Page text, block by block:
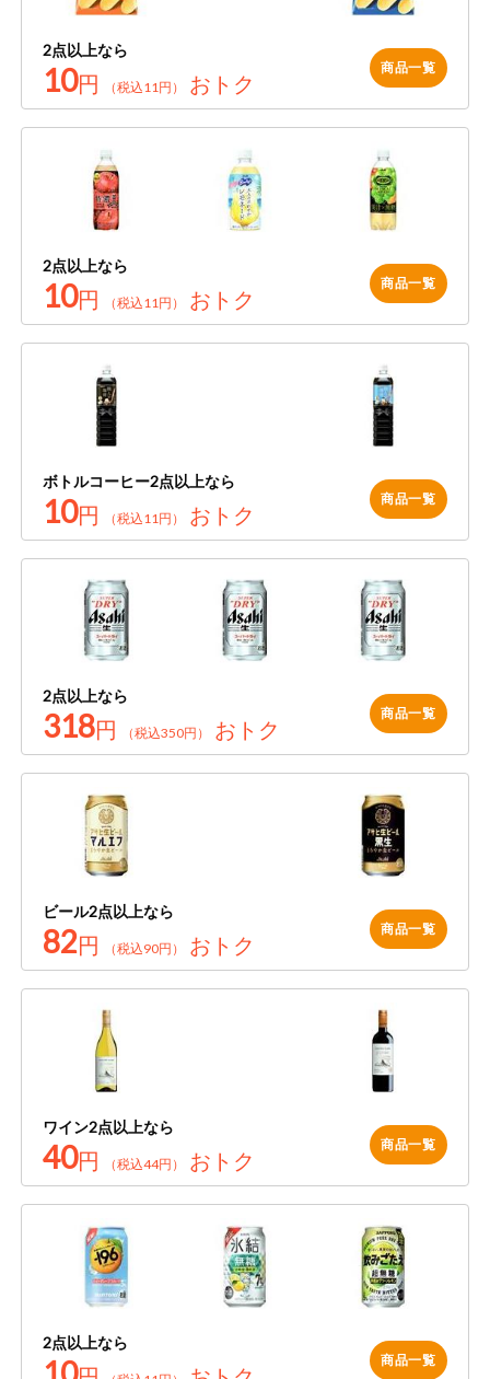
2点以上なら
10円 （税込11円） おトク
商品一覧
2点以上なら
10円 （税込11円） おトク
商品一覧
ボトルコーヒー2点以上なら
10円 （税込11円） おトク
商品一覧
2点以上なら
318円 （税込350円） おトク
商品一覧
ビール2点以上なら
82円 （税込90円） おトク
商品一覧
ワイン2点以上なら
40円 （税込44円） おトク
商品一覧
2点以上なら
商品一覧